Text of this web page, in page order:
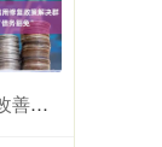
题！